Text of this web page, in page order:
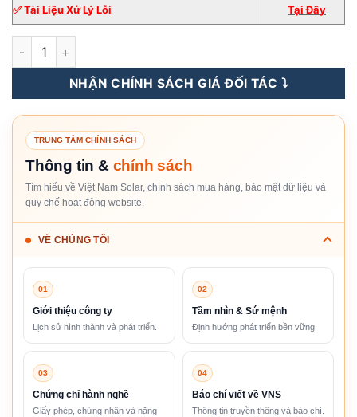
✅ Tài Liệu Xử Lý Lỗi Tại Đây
Inverter Hybrid Solis 6KW 1 pha số lượng
NHẬN CHÍNH SÁCH GIÁ ĐỐI TÁC ⤵️
TRUNG TÂM CHÍNH SÁCH
Thông tin & chính sách
Tìm hiểu về Việt Nam Solar, chính sách mua hàng, bảo mật dữ liệu và
quy chế hoạt động website.
VỀ CHÚNG TÔI
01
Giới thiệu công ty
Lịch sử hình thành và phát triển.
02
Tầm nhìn & Sứ mệnh
Định hướng phát triển bền vững.
03
Chứng chỉ hành nghề
Giấy phép, chứng nhận và năng
04
Báo chí viết về VNS
Thông tin truyền thông và báo chí.